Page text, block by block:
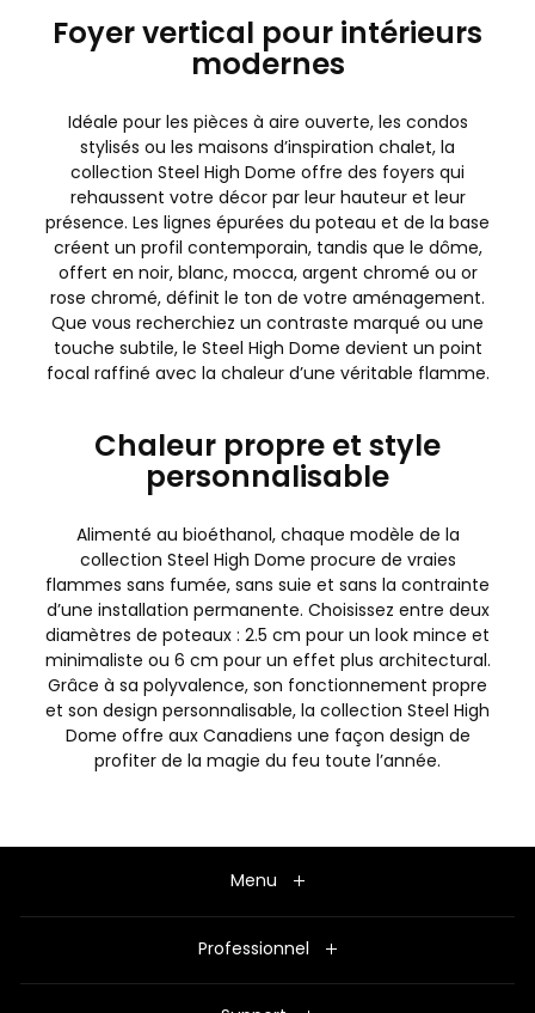
Foyer vertical pour intérieurs
modernes
Idéale pour les pièces à aire ouverte, les condos
stylisés ou les maisons d’inspiration chalet, la
collection Steel High Dome offre des foyers qui
rehaussent votre décor par leur hauteur et leur
présence. Les lignes épurées du poteau et de la base
créent un profil contemporain, tandis que le dôme,
offert en noir, blanc, mocca, argent chromé ou or
rose chromé, définit le ton de votre aménagement.
Que vous recherchiez un contraste marqué ou une
touche subtile, le Steel High Dome devient un point
focal raffiné avec la chaleur d’une véritable flamme.
Chaleur propre et style
personnalisable
Alimenté au bioéthanol, chaque modèle de la
collection Steel High Dome procure de vraies
flammes sans fumée, sans suie et sans la contrainte
d’une installation permanente. Choisissez entre deux
diamètres de poteaux : 2.5 cm pour un look mince et
minimaliste ou 6 cm pour un effet plus architectural.
Grâce à sa polyvalence, son fonctionnement propre
et son design personnalisable, la collection Steel High
Dome offre aux Canadiens une façon design de
profiter de la magie du feu toute l’année.
Menu
Professionnel